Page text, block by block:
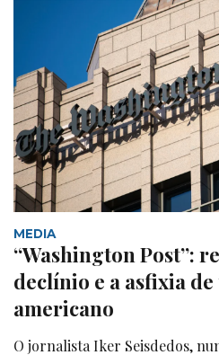
MEDIA
“Washington Post”:
declínio e a asfixia
americano
O jornalista Iker Seisdedos,